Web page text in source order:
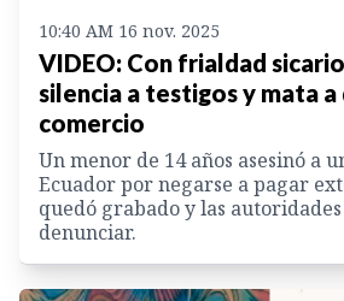
10:40 AM 16 nov. 2025
VIDEO: Con frialdad
silencia a testigos y mata a
comercio
Un menor de 14 años asesinó a
Ecuador por negarse a pagar
quedó grabado y las
denunciar.